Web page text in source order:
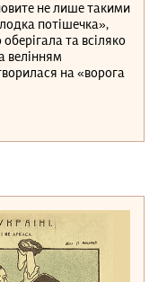
не лише такими
потішечка»,
та всіляко
велінням
на «ворога